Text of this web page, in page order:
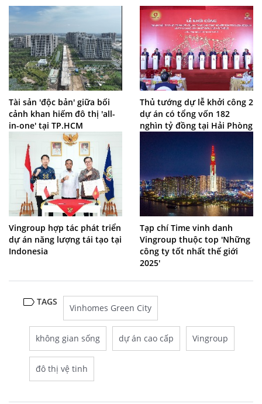
Tài sản 'độc bản' giữa bối
cảnh khan hiếm đô thị 'all-
in-one' tại TP.HCM
Thủ tướng dự lễ khởi công 2
dự án có tổng vốn 182
nghìn tỷ đồng tại Hải Phòng
Vingroup hợp tác phát triển
dự án năng lượng tái tạo tại
Indonesia
Tạp chí Time vinh danh
Vingroup thuộc top 'Những
công ty tốt nhất thế giới
2025'
TAGS
Vinhomes Green City
không gian sống dự án cao cấp Vingroup
đô thị vệ tinh